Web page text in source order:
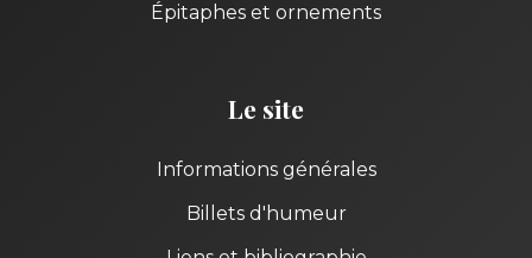
Épitaphes et ornements
Le site
Informations générales
Billets d'humeur